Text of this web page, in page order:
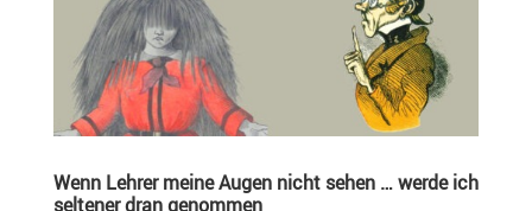
Wenn Lehrer meine Augen nicht sehen … werde ich
seltener dran genommen